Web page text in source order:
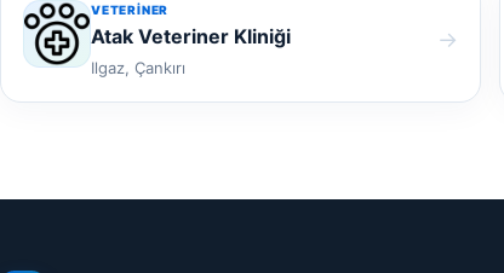
VETERINER
Atak Veteriner Kliniği
Ilgaz, Çankırı
→